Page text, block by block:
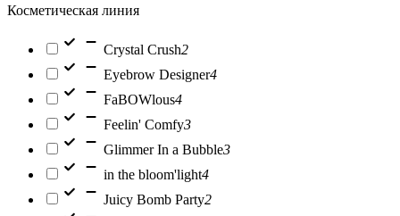
Косметическая линия
Crystal Crush2
Eyebrow Designer4
FaBOWlous4
Feelin' Comfy3
Glimmer In a Bubble3
in the bloom'light4
Juicy Bomb Party2